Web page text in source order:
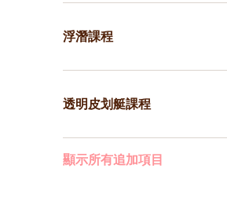
浮潛課程
透明皮划艇課程
顯示所有追加項目